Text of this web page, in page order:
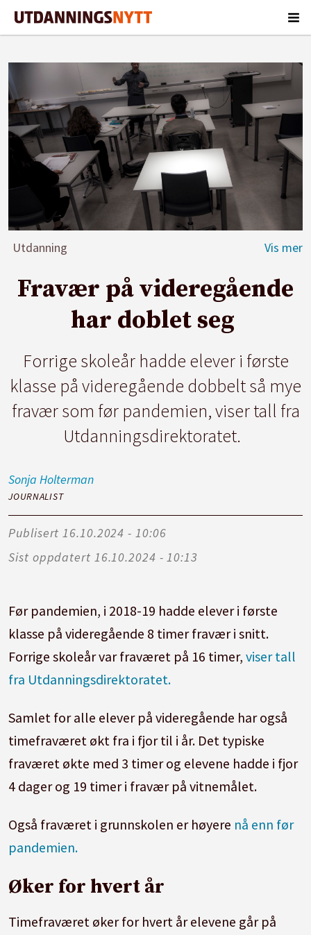
Utdanning
Fravær på videregående
har doblet seg
Forrige skoleår hadde elever i første
klasse på videregående dobbelt så mye
fravær som før pandemien, viser tall fra
Utdanningsdirektoratet.
Sonja Holterman
JOURNALIST
Publisert
16.10.2024 - 10:06
Sist oppdatert
16.10.2024 - 10:13
Før pandemien, i 2018-19 hadde elever i første
klasse på videregående 8 timer fravær i snitt.
Forrige skoleår var fraværet på 16 timer,viser tall
fra Utdanningsdirektoratet.
Samlet for alle elever på videregående har også
timefraværet økt fra i fjor til i år. Det typiske
fraværet økte med 3 timer og elevene hadde i fjor
4 dager og 19 timer i fravær på vitnemålet.
Også fraværet i grunnskolen er høyere nå enn før
pandemien.
Øker for hvert år
Timefraværet øker for hvert år elevene går på